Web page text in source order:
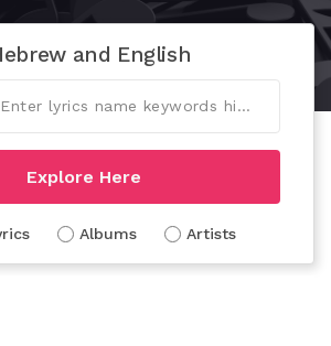
and English
Explore Here
Albums Artists